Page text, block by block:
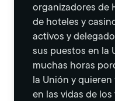
organizadores de
de hoteles y
activos y
sus puestos en la
muchas horas
la Unión y
en las vidas de